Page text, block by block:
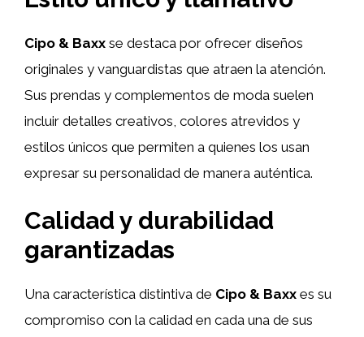
Cipo & Baxx se destaca por ofrecer diseños
originales y vanguardistas que atraen la atención.
Sus prendas y complementos de moda suelen
incluir detalles creativos, colores atrevidos y
estilos únicos que permiten a quienes los usan
expresar su personalidad de manera auténtica.
Calidad y durabilidad
garantizadas
Una característica distintiva de Cipo & Baxx es su
compromiso con la calidad en cada una de sus